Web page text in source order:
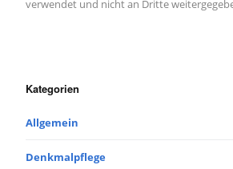
verwendet und nicht an Dritte
Kategorien
Allgemein
Denkmalpflege